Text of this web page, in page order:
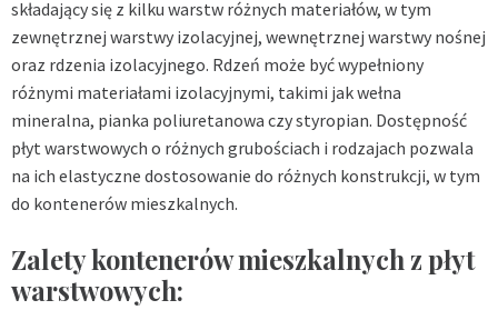
składający się z kilku warstw różnych materiałów, w tym
zewnętrznej warstwy izolacyjnej, wewnętrznej warstwy nośnej
oraz rdzenia izolacyjnego. Rdzeń może być wypełniony
różnymi materiałami izolacyjnymi, takimi jak wełna
mineralna, pianka poliuretanowa czy styropian. Dostępność
płyt warstwowych o różnych grubościach i rodzajach pozwala
na ich elastyczne dostosowanie do różnych konstrukcji, w tym
do kontenerów mieszkalnych.
Zalety kontenerów mieszkalnych z płyt
warstwowych: